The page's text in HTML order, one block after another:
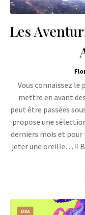
Les
Vous connaissez le
mettre en avant
peut être passées
propose une
derniers mois et pour
jeter une oreille… !!
USA